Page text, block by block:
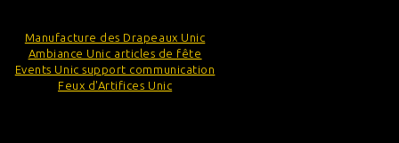
Manufacture des Drapeaux Unic
Ambiance Unic articles de fête
Events Unic support communication
Feux d'Artifices Unic